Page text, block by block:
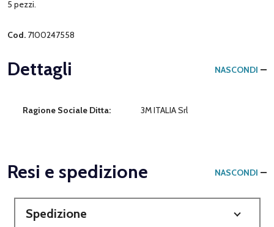
5 pezzi.
Cod. 7100247558
Dettagli NASCONDI
Ragione Sociale Ditta: 3M ITALIA Srl
Resi e spedizione NASCONDI
Spedizione